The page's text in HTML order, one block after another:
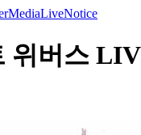
MediaLiveNotice
위버스